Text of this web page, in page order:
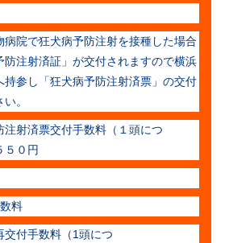
院で狂犬病予防注射を接種した場合
防注射済証」が交付されますので横浜
持参し「狂犬病予防注射済票」の交付
。
射済票交付手数料（１頭につ
０円
料
付手数料（1頭につ